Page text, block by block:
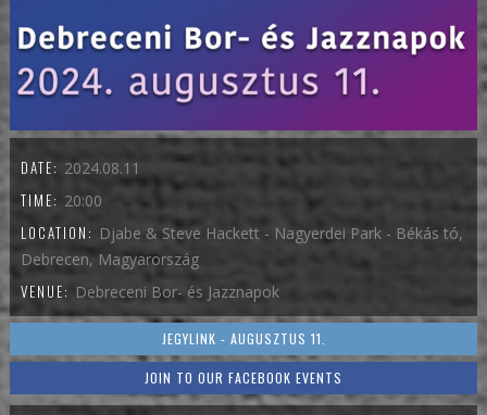
DATE: 2024.08.11
TIME: 20:00
LOCATION: Djabe & Steve Hackett - Nagyerdei Park - Békás tó,
Debrecen, Magyarország
VENUE: Debreceni Bor- és Jazznapok
JEGYLINK - AUGUSZTUS 11.
JOIN TO OUR FACEBOOK EVENTS